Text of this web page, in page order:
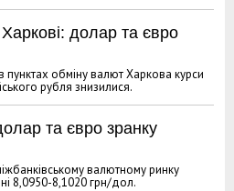
долар та євро
пунктах обміну валют Харкова курси
рубля знизилися.
та євро зранку
валютному ринку
8,0950-8,1020 грн/дол.